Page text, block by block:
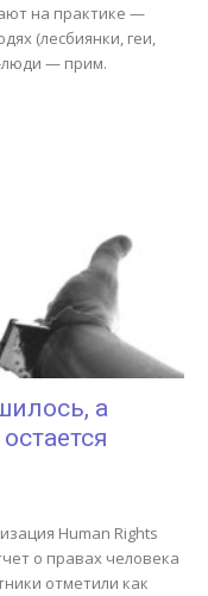
на практике —
(лесбиянки, геи,
люди — прим.
а
Human Rights
о правах человека
отметили как